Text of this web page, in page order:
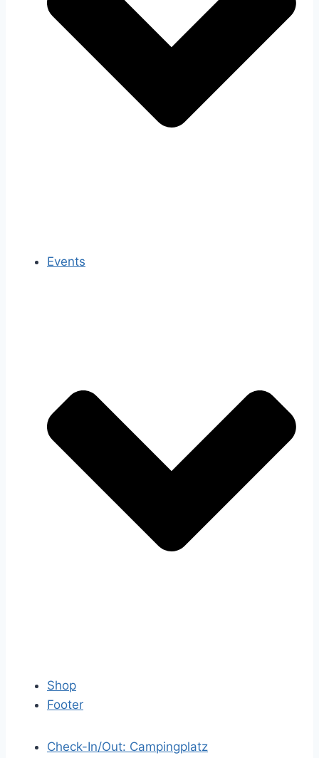
Events
Shop
Footer
Check-In/Out: Campingplatz